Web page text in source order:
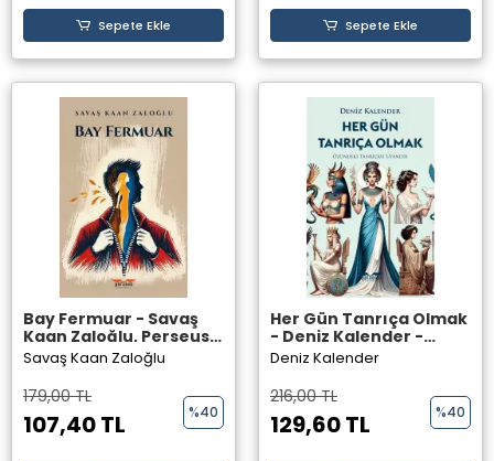
Sepete Ekle Sepete Ekle
Bay Fermuar - Savaş
Kaan Zaloğlu, Perseus
Yayınevi,
Savaş Kaan Zaloğlu
179,00 TL
107,40 TL %40
Her Gün Tanrıça Olmak
- Deniz Kalender -
Perseus Yayınevi -
Deniz Kalender
216,00 TL
129,60 TL %40